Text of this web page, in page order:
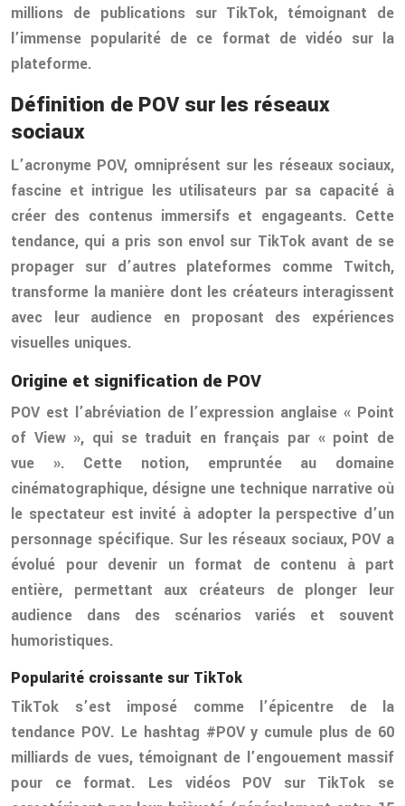
millions de publications sur TikTok, témoignant de
l’immense popularité de ce format de vidéo sur la
plateforme.
Définition de POV sur les réseaux
sociaux
L’acronyme POV, omniprésent sur les réseaux sociaux,
fascine et intrigue les utilisateurs par sa capacité à
créer des contenus immersifs et engageants. Cette
tendance, qui a pris son envol sur TikTok avant de se
propager sur d’autres plateformes comme Twitch,
transforme la manière dont les créateurs interagissent
avec leur audience en proposant des expériences
visuelles uniques.
Origine et signification de POV
POV est l’abréviation de l’expression anglaise « Point
of View », qui se traduit en français par « point de
vue ». Cette notion, empruntée au domaine
cinématographique, désigne une technique narrative où
le spectateur est invité à adopter la perspective d’un
personnage spécifique. Sur les réseaux sociaux, POV a
évolué pour devenir un format de contenu à part
entière, permettant aux créateurs de plonger leur
audience dans des scénarios variés et souvent
humoristiques.
Popularité croissante sur TikTok
TikTok s’est imposé comme l’épicentre de la
tendance POV. Le hashtag #POV y cumule plus de 60
milliards de vues, témoignant de l’engouement massif
pour ce format. Les vidéos POV sur TikTok se